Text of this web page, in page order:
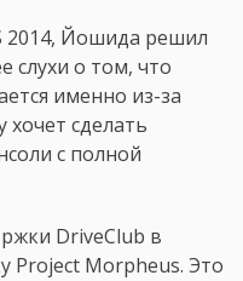
2014, Йошида решил
слухи о том, что
именно из-за
хочет сделать
с полной
DriveClub в
Project Morpheus. Это